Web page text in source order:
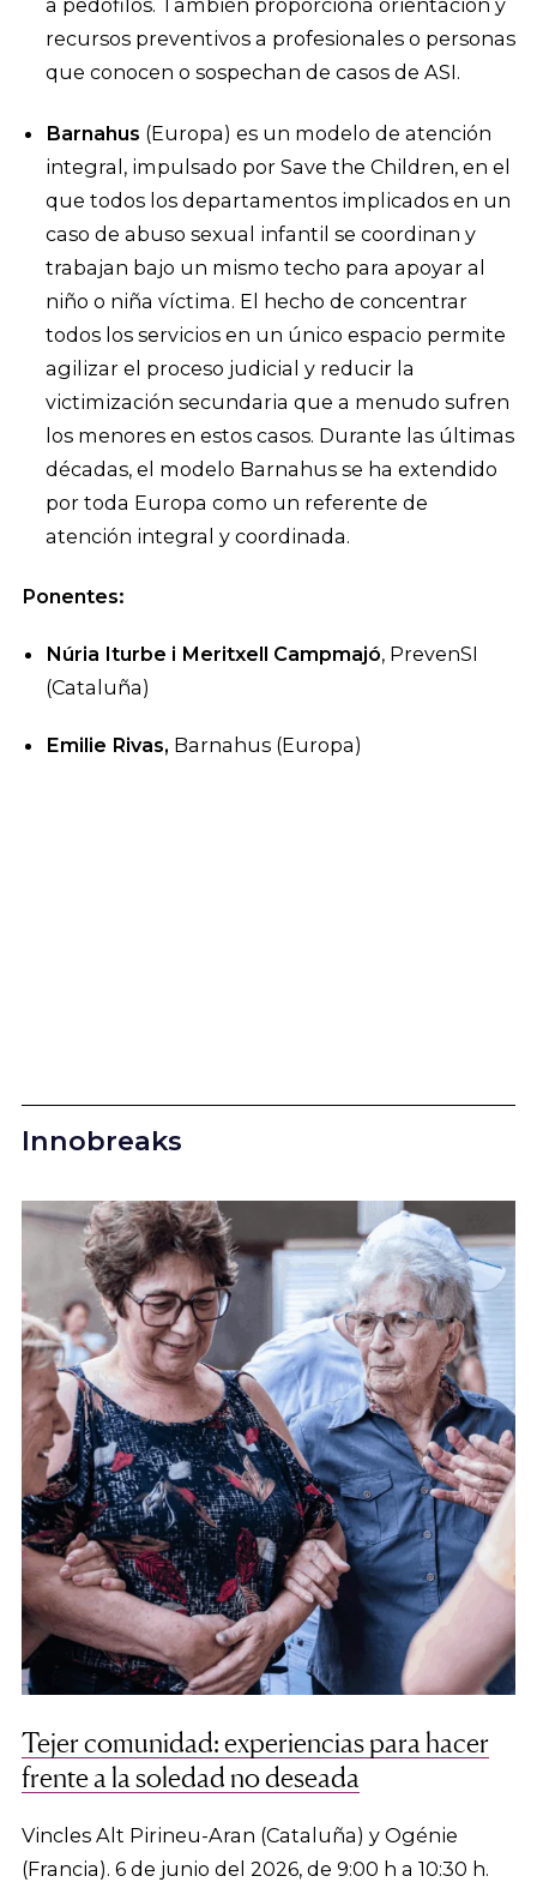
recursos preventivos a profesionales o personas
que conocen o sospechan de casos de ASI.
Barnahus (Europa) es un modelo de atención
integral, impulsado por Save the Children, en el
que todos los departamentos implicados en un
caso de abuso sexual infantil se coordinan y
trabajan bajo un mismo techo para apoyar al
niño o niña víctima. El hecho de concentrar
todos los servicios en un único espacio permite
agilizar el proceso judicial y reducir la
victimización secundaria que a menudo sufren
los menores en estos casos. Durante las últimas
décadas, el modelo Barnahus se ha extendido
por toda Europa como un referente de
atención integral y coordinada.
Ponentes:
Núria Iturbe i Meritxell Campmajó, PrevenSI
(Cataluña)
Emilie Rivas, Barnahus (Europa)
Innobreaks
Tejer comunidad: experiencias para hacer
frente a la soledad no deseada
Vincles Alt Pirineu-Aran (Cataluña) y Ogénie
(Francia). 6 de junio del 2026, de 9:00 h a 10:30 h.